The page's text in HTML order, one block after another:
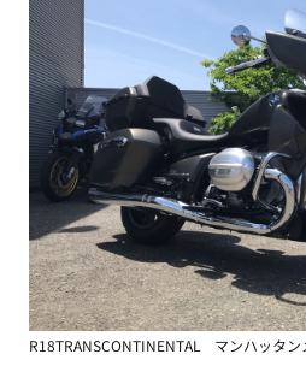
R18TRANSCONTINENTAL マンハッタン